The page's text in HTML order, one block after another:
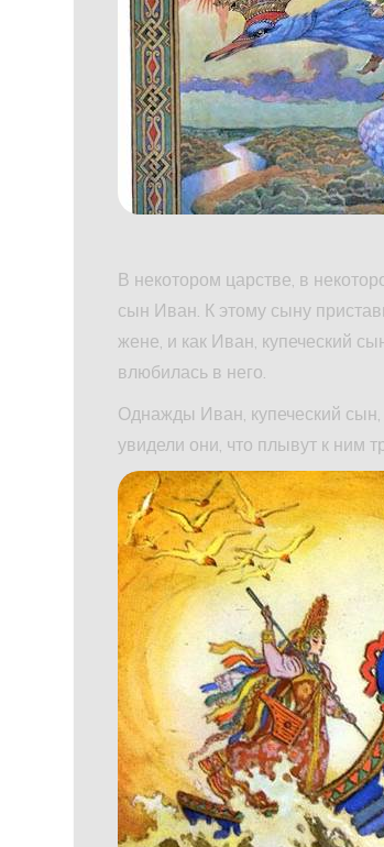
В некотором царстве, в
сын Иван. К этому сыну
жене, и как Иван, купеческий
влюбилась в него.
Однажды Иван, купеческий сын,
увидели они, что плывут к ним